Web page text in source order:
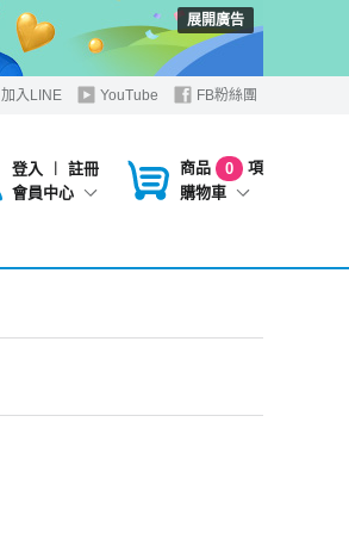
展開廣告
加入LINE YouTube FB粉絲團
登入 ︱
註冊
會員中心
商品 0
項
購物車